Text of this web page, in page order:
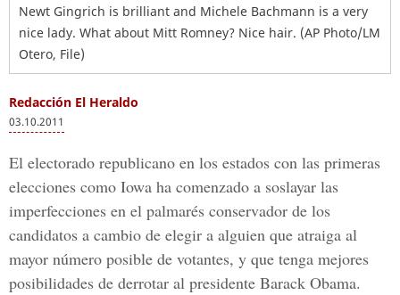
Newt Gingrich is brilliant and Michele Bachmann is a very
nice lady. What about Mitt Romney? Nice hair. (AP Photo/LM
Otero, File)
Redacción El Heraldo
03.10.2011
El electorado republicano en los estados con las primeras
elecciones como Iowa ha comenzado a soslayar las
imperfecciones en el palmarés conservador de los
candidatos a cambio de elegir a alguien que atraiga al
mayor número posible de votantes, y que tenga mejores
posibilidades de derrotar al presidente Barack Obama.